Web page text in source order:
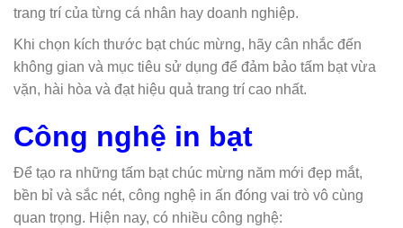
trang trí của từng cá nhân hay doanh nghiệp.
Khi chọn kích thước bạt chúc mừng, hãy cân nhắc đến
không gian và mục tiêu sử dụng để đảm bảo tấm bạt vừa
vặn, hài hòa và đạt hiệu quả trang trí cao nhất.
Công nghệ in bạt
Để tạo ra những tấm bạt chúc mừng năm mới đẹp mắt,
bền bỉ và sắc nét, công nghệ in ấn đóng vai trò vô cùng
quan trọng. Hiện nay, có nhiều công nghệ: